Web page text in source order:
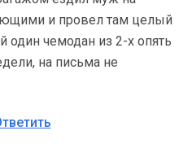
и провел там целый
один чемодан из 2-х опять
на письма не